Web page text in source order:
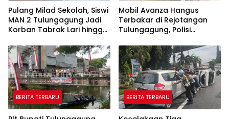
Pulang Milad Sekolah, Siswi
MAN 2 Tulungagung Jadi
Korban Tabrak Lari hingga
Mobil Avanza Hangus
Terbakar di Rejotangan
Tulungagung, Polisi
Bahan Bakar
BERITA TERBARU BERITA TERBARU